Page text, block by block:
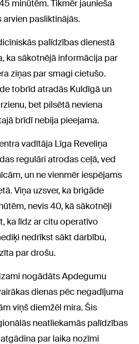
minūtēm. Tikmēr jaunieša
pasliktinājās.
palīdzības dienestā
ka sākotnējā informācija par
ziņas par smagi cietušo.
tobrīd atradās Kuldīgā un
bet pilsētā neviena
brīdī nebija pieejama.
vadītāja Līga Reveliņa
regulāri atrodas ceļā, ved
un ne vienmēr iespējams
Viņa uzsver, ka brigāde
nevis 40, kā sākotnēji
ka līdz ar citu operatīvo
nedrīkst sākt darbību,
par drošu.
nogādāts Apdegumu
dienas pēc negadījuma
viņš diemžēl mira. Šis
neatliekamās palīdzības
par laika nozīmi